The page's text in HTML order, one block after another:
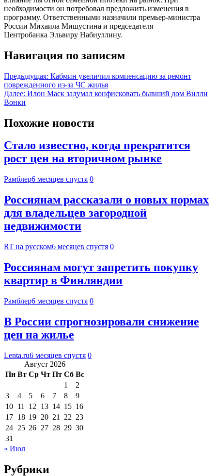
необходимости он потребовал предложить изменения в
программу. Ответственными назначили премьер-министра
России Михаила Мишустина и председателя
Центробанка Эльвиру Набиуллину.
Навигация по записям
Предыдущая: Кабмин увеличил компенсацию за ремонт
поврежденного из-за ЧС жилья
Далее: Илон Маск задумал конфисковать бывший дом Вилли
Вонки
Похожие новости
Стало известно, когда прекратится
рост цен на вторичном рынке
Рамблер6 месяцев спустя 0
Россиянам рассказали о новых нормах
для владельцев загородной
недвижимости
RT на русском6 месяцев спустя 0
Россиянам могут запретить покупку
квартир в Финляндии
Рамблер6 месяцев спустя 0
В России спрогнозировали снижение
цен на жилье
Lenta.ru6 месяцев спустя 0
Август 2026
Пн Вт Ср Чт Пт Сб Вс
1
2
3
4 5 6 7 8
9
10 11 12 13 14 15 16
17 18 19 20 21 22 23
24 25 26 27 28 29 30
31
« Июл
Рубрики